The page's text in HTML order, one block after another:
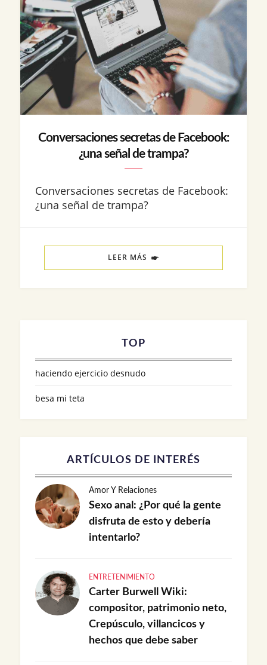
Conversaciones secretas de Facebook:
¿una señal de trampa?
Conversaciones secretas de Facebook:
¿una señal de trampa?
LEER MÁS
TOP
haciendo ejercicio desnudo
besa mi teta
ARTÍCULOS DE INTERÉS
Amor Y Relaciones
Sexo anal: ¿Por qué la gente
disfruta de esto y debería
intentarlo?
ENTRETENIMIENTO
Carter Burwell Wiki:
compositor, patrimonio neto,
Crepúsculo, villancicos y
hechos que debe saber